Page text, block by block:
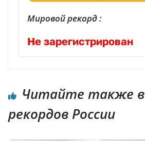
Мировой рекорд :
Не зарегистрирован
Читайте также в
рекордов России